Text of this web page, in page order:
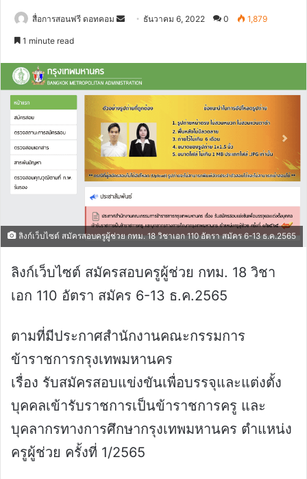
สื่อการสอนฟรี ดอทคอม
Send ธันวาคม 6, 2022 0 1,879
1 minute read
ลิงก์เว็บไซต์ สมัครสอบครูผู้ช่วย กทม. 18 วิชาเอก 110 อัตรา สมัคร 6-13 ธ.ค.2565
ลิงก์เว็บไซต์ สมัครสอบครูผู้ช่วย กทม. 18 วิชา
เอก 110 อัตรา สมัคร 6-13 ธ.ค.2565
ตามที่มีประกาศสำนักงานคณะกรรมการ
ข้าราชการกรุงเทพมหานคร
เรื่อง รับสมัครสอบแข่งขันเพื่อบรรจุและแต่งตั้ง
บุคคลเข้ารับราชการเป็นข้าราชการครู และ
บุคลากรทางการศึกษากรุงเทพมหานคร ตำแหน่ง
ครูผู้ช่วย ครั้งที่ 1/2565